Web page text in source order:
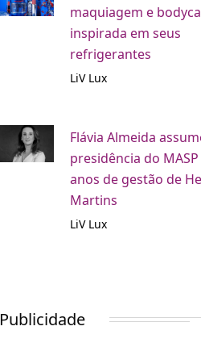
maquiagem e
inspirada em seus
refrigerantes
LiV Lux
Flávia Almeida
presidência do
anos de gestão de
Martins
LiV Lux
Publicidade